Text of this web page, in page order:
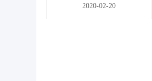
2020-02-20